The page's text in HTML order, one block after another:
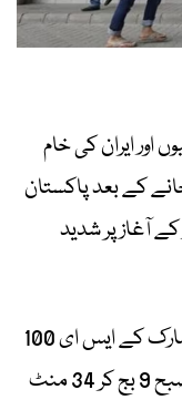
اور ایران کی خام
کے بعد پاکستان
آغاز پر شدید
کاروبار کے ابتدائی چند منٹوں میں بینچ مارک کے ایس ای 100
انڈیکس تقریباً 2,500 پوائنٹس گر گیا، صبح 9 بج کر 34 منٹ